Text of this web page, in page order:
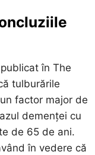
în The
tulburările
factor major de
demenței cu
de 65 de ani.
în vedere că